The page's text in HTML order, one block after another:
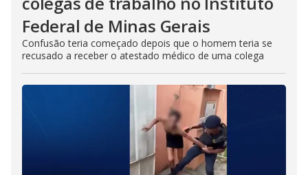
Federal de Minas Gerais
Confusão teria começado depois que o homem teria se
recusado a receber o atestado médico de uma colega